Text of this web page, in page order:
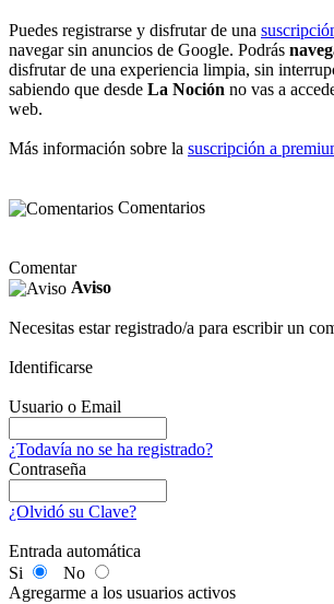
Puedes registrarse y disfrutar de una
navegar sin anuncios de Google. Podrás
disfrutar de una experiencia limpia, sin
sabiendo que desde La Noción no vas a
web.
Más información sobre la suscripción a
Comentarios
Comentar
Aviso
Necesitas estar registrado/a para escribir un
Identificarse
Usuario o Email
¿Todavía no se ha registrado?
Contraseña
¿Olvidó su Clave?
Entrada automática
Si
No
Agregarme a los usuarios activos